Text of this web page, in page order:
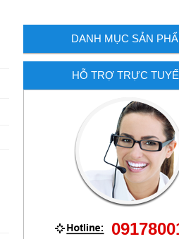
DANH MỤC SẢN
HỖ TRỢ TRỰC